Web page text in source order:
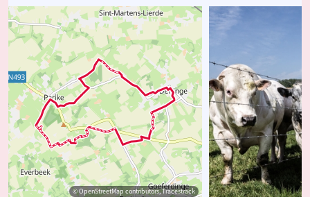
© OpenStreetMap contributors, Tracestrack